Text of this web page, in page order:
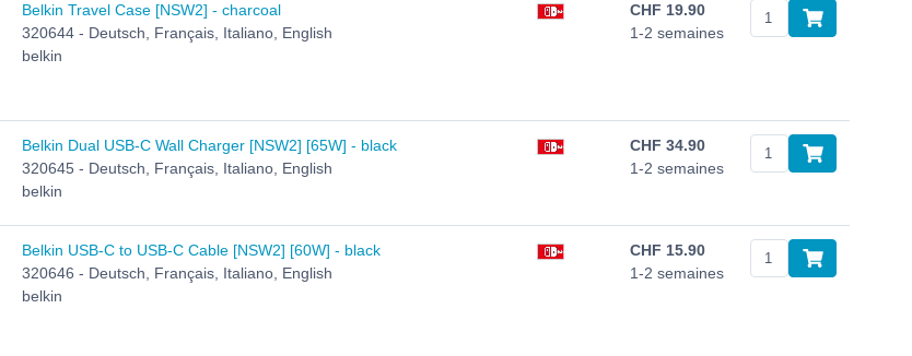
Belkin Travel Case [NSW2] - charcoal
320644 - Deutsch, Français, Italiano, English
belkin
CHF 19.90
1-2 semaines
Belkin Dual USB-C Wall Charger [NSW2] [65W] - black
320645 - Deutsch, Français, Italiano, English
belkin
CHF 34.90
1-2 semaines
Belkin USB-C to USB-C Cable [NSW2] [60W] - black
320646 - Deutsch, Français, Italiano, English
belkin
CHF 15.90
1-2 semaines